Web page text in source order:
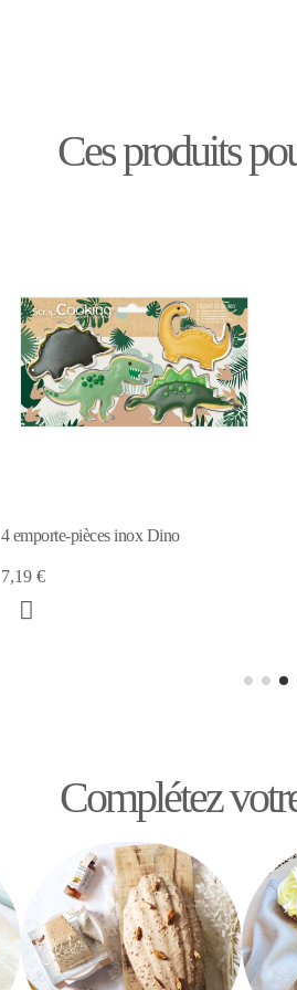
Ces produits
4 emporte-pièces inox Dino
7,19 €
Complétez